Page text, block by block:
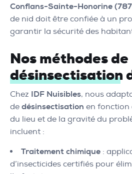
Conflans-Sainte-Honorine
de nid doit être confiée à un
garantir la sécurité des
Nos méthodes de
désinsectisation
Chez IDF Nuisibles, nous
de désinsectisation en fonction
du lieu et de la gravité du
incluent :
Traitement chimique :
d’insecticides certifiés pour